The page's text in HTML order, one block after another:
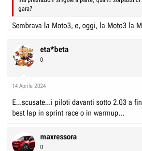
gara?
Sembrava la Moto3, e, oggi, la Moto3 la
eta*beta
0
14 Aprile 2024
E...scusate...i piloti davanti sotto 2.03 a
best lap in sprint race o in warmup...
maxressora
0